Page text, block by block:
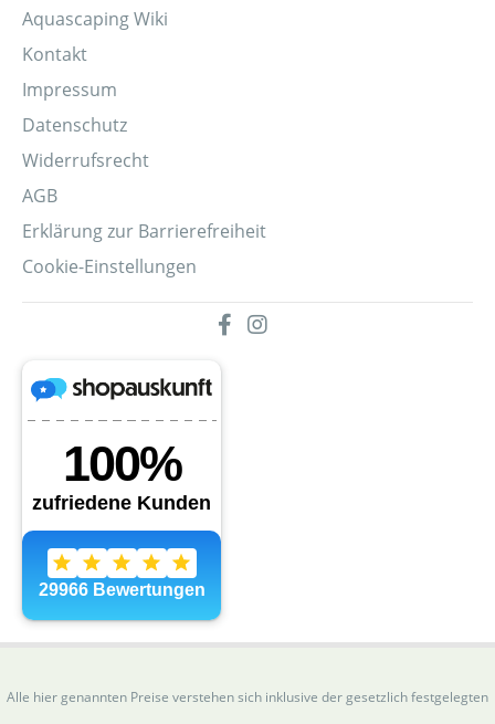
Aquascaping Wiki
Kontakt
Impressum
Datenschutz
Widerrufsrecht
AGB
Erklärung zur Barrierefreiheit
Cookie-Einstellungen
Alle hier genannten Preise verstehen sich inklusive der gesetzlich festgelegten